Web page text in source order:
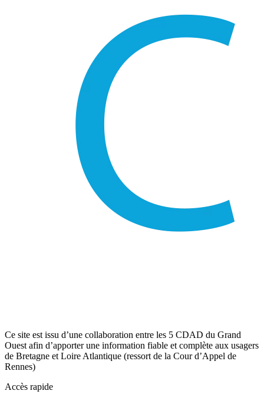
Ce site est issu d’une collaboration entre les 5 CDAD du Grand
Ouest afin d’apporter une information fiable et complète aux usagers
de Bretagne et Loire Atlantique (ressort de la Cour d’Appel de
Rennes)
Accès rapide